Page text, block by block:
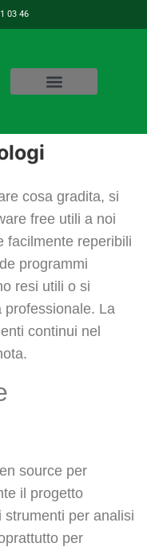
03 46
cosa gradita, si
free utili a noi
facilmente reperibili
programmi
resi utili o si
professionale. La
continui nel
source per
il progetto
per analisi
per